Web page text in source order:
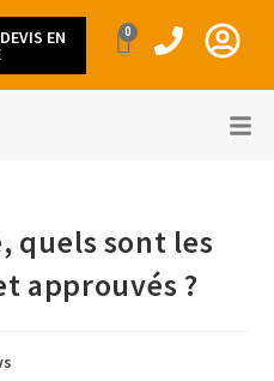
EN 0
quels sont les
approuvés ?